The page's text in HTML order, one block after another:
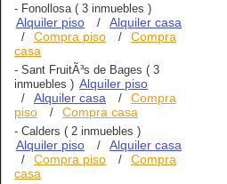
- Fonollosa ( 3 inmuebles )
Alquiler piso / Alquiler casa
/ Compra piso /
Compra
casa
- Sant FruitÃ³s de Bages ( 3
inmuebles ) Alquiler piso
/ Alquiler casa /
Compra
piso
/ Compra casa
- Calders ( 2 inmuebles )
Alquiler piso / Alquiler casa
/ Compra piso /
Compra
casa